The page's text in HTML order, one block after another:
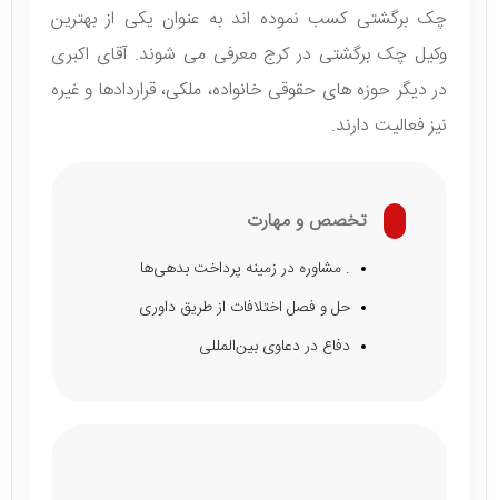
چک برگشتی کسب نموده اند به عنوان یکی از بهترین
وکیل چک برگشتی در کرج معرفی می شوند. آقای اکبری
در دیگر حوزه های حقوقی خانواده، ملکی، قراردادها و غیره
نیز فعالیت دارند.
تخصص و مهارت
. مشاوره در زمینه پرداخت بدهی‌ها
حل و فصل اختلافات از طریق داوری
دفاع در دعاوی بین‌المللی